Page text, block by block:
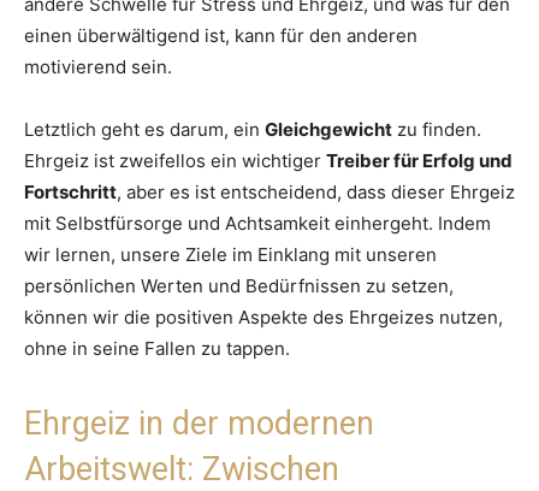
einen überwältigend ist, kann für den anderen
motivierend sein.
Letztlich geht es darum, ein Gleichgewicht zu finden.
Ehrgeiz ist zweifellos ein wichtiger Treiber für Erfolg und
Fortschritt, aber es ist entscheidend, dass dieser Ehrgeiz
mit Selbstfürsorge und Achtsamkeit einhergeht. Indem
wir lernen, unsere Ziele im Einklang mit unseren
persönlichen Werten und Bedürfnissen zu setzen,
können wir die positiven Aspekte des Ehrgeizes nutzen,
ohne in seine Fallen zu tappen.
Ehrgeiz in der modernen
Arbeitswelt: Zwischen